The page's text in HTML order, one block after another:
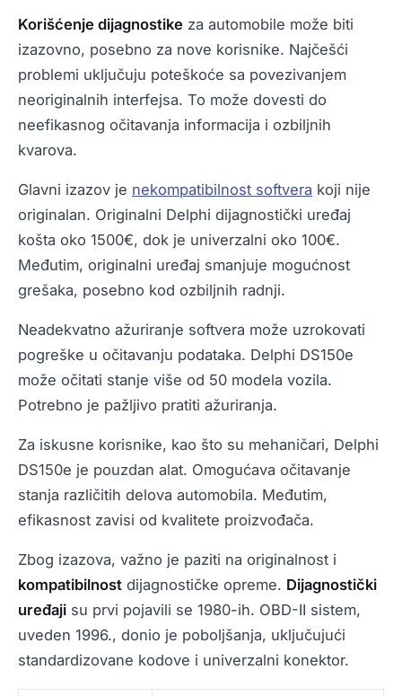
Korišćenje dijagnostike za automobile može biti
izazovno, posebno za nove korisnike. Najčešći
problemi uključuju poteškoće sa povezivanjem
neoriginalnih interfejsa. To može dovesti do
neefikasnog očitavanja informacija i ozbiljnih
kvarova.
Glavni izazov je nekompatibilnost softvera koji nije
originalan. Originalni Delphi dijagnostički uređaj
košta oko 1500€, dok je univerzalni oko 100€.
Međutim, originalni uređaj smanjuje mogućnost
grešaka, posebno kod ozbiljnih radnji.
Neadekvatno ažuriranje softvera može uzrokovati
pogreške u očitavanju podataka. Delphi DS150e
može očitati stanje više od 50 modela vozila.
Potrebno je pažljivo pratiti ažuriranja.
Za iskusne korisnike, kao što su mehaničari, Delphi
DS150e je pouzdan alat. Omogućava očitavanje
stanja različitih delova automobila. Međutim,
efikasnost zavisi od kvalitete proizvođača.
Zbog izazova, važno je paziti na originalnost i
kompatibilnost dijagnostičke opreme. Dijagnostički
uređaji su prvi pojavili se 1980-ih. OBD-II sistem,
uveden 1996., donio je poboljšanja, uključujući
standardizovane kodove i univerzalni konektor.